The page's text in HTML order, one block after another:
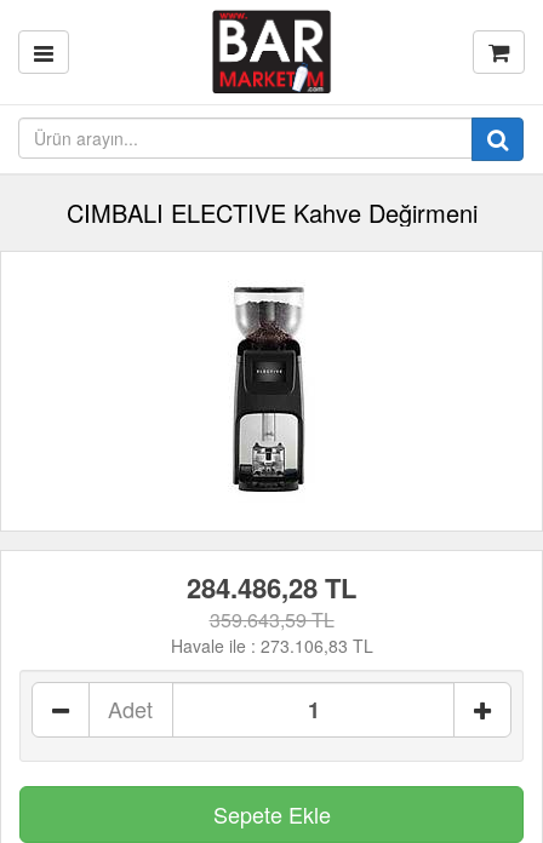
CIMBALI ELECTIVE Kahve Değirmeni
284.486,28 TL
359.643,59 TL
Havale ile : 273.106,83 TL
Adet